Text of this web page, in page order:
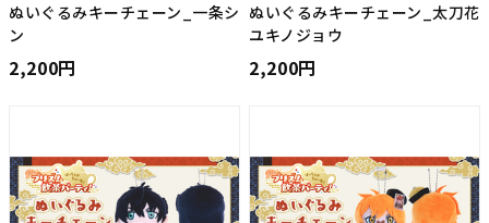
ぬいぐるみキーチェーン_一条シ
ン
2,200円
ぬいぐるみキーチェーン_太刀花
ユキノジョウ
2,200円